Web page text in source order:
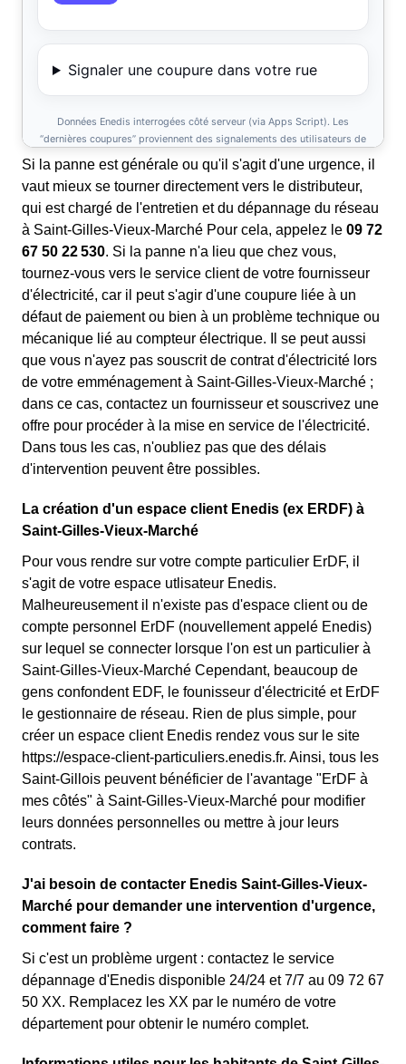
Si la panne est générale ou qu'il s'agit d'une urgence, il
vaut mieux se tourner directement vers le distributeur,
qui est chargé de l'entretien et du dépannage du réseau
à Saint-Gilles-Vieux-Marché Pour cela, appelez le 09 72
67 50 22 530. Si la panne n'a lieu que chez vous,
tournez-vous vers le service client de votre fournisseur
d'électricité, car il peut s'agir d'une coupure liée à un
défaut de paiement ou bien à un problème technique ou
mécanique lié au compteur électrique. Il se peut aussi
que vous n'ayez pas souscrit de contrat d'électricité lors
de votre emménagement à Saint-Gilles-Vieux-Marché ;
dans ce cas, contactez un fournisseur et souscrivez une
offre pour procéder à la mise en service de l'électricité.
Dans tous les cas, n'oubliez pas que des délais
d'intervention peuvent être possibles.
La création d'un espace client Enedis (ex ERDF) à
Saint-Gilles-Vieux-Marché
Pour vous rendre sur votre compte particulier ErDF, il
s'agit de votre espace utlisateur Enedis.
Malheureusement il n'existe pas d'espace client ou de
compte personnel ErDF (nouvellement appelé Enedis)
sur lequel se connecter lorsque l'on est un particulier à
Saint-Gilles-Vieux-Marché Cependant, beaucoup de
gens confondent EDF, le founisseur d'électricité et ErDF
le gestionnaire de réseau. Rien de plus simple, pour
créer un espace client Enedis rendez vous sur le site
https://espace-client-particuliers.enedis.fr. Ainsi, tous les
Saint-Gillois peuvent bénéficier de l'avantage "ErDF à
mes côtés" à Saint-Gilles-Vieux-Marché pour modifier
leurs données personnelles ou mettre à jour leurs
contrats.
J'ai besoin de contacter Enedis Saint-Gilles-Vieux-
Marché pour demander une intervention d'urgence,
comment faire ?
Si c'est un problème urgent : contactez le service
dépannage d'Enedis disponible 24/24 et 7/7 au 09 72 67
50 XX. Remplacez les XX par le numéro de votre
département pour obtenir le numéro complet.